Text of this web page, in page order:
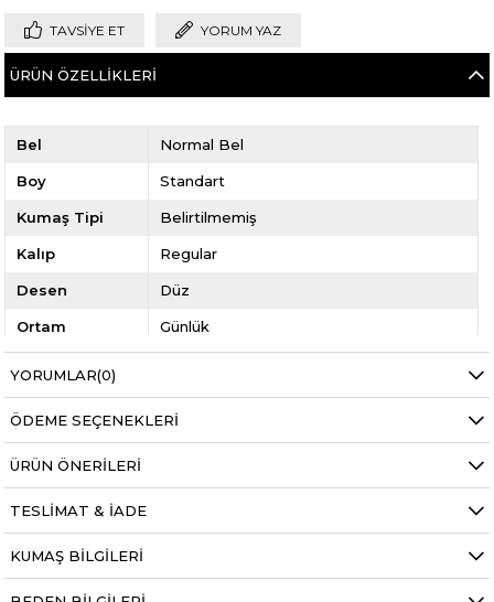
TAVSIYE ET YORUM YAZ
ÜRÜN ÖZELLIKLERI
Bel Normal Bel
Boy Standart
Kumaş Tipi Belirtilmemiş
Kalıp Regular
Desen Düz
Ortam Günlük
YORUMLAR(0)
ÖDEME SEÇENEKLERI
ÜRÜN ÖNERILERI
TESLIMAT & İADE
KUMAŞ BILGILERI